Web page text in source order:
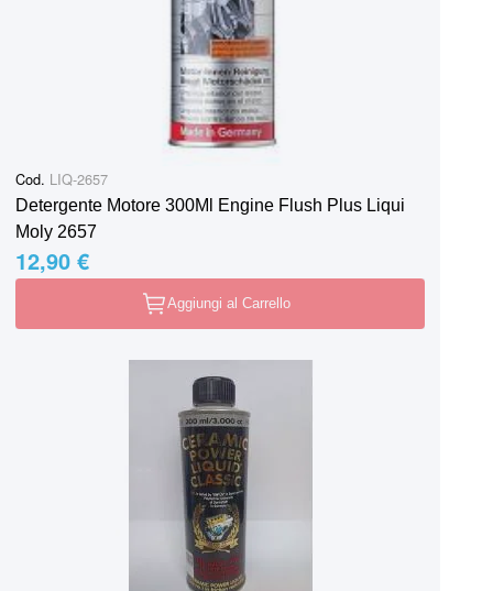
Cod. LIQ-2657
Detergente Motore 300Ml Engine Flush Plus Liqui
Moly 2657
12,90 €
Aggiungi al Carrello